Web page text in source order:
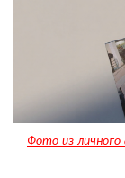
Фото из личного